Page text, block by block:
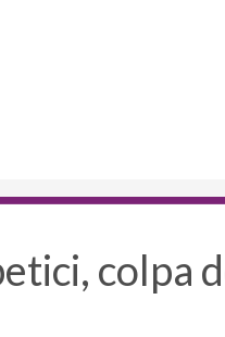
colpa